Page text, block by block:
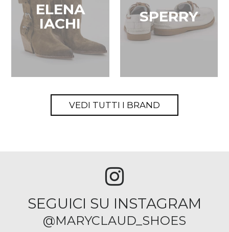
ELENA
IACHI
SPERRY
VEDI TUTTI I BRAND
SEGUICI SU INSTAGRAM
@MARYCLAUD_SHOES